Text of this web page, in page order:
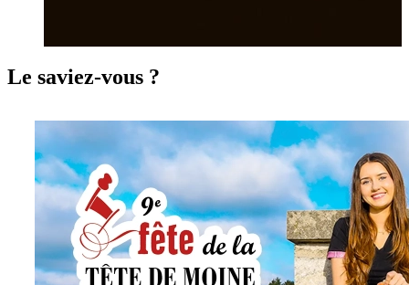
Le saviez-vous ?